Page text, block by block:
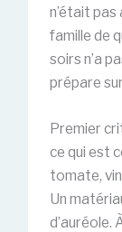
n’était pas
famille de
soirs n’a
prépare
Premier
ce qui est
tomate,
Un
d’auréole.